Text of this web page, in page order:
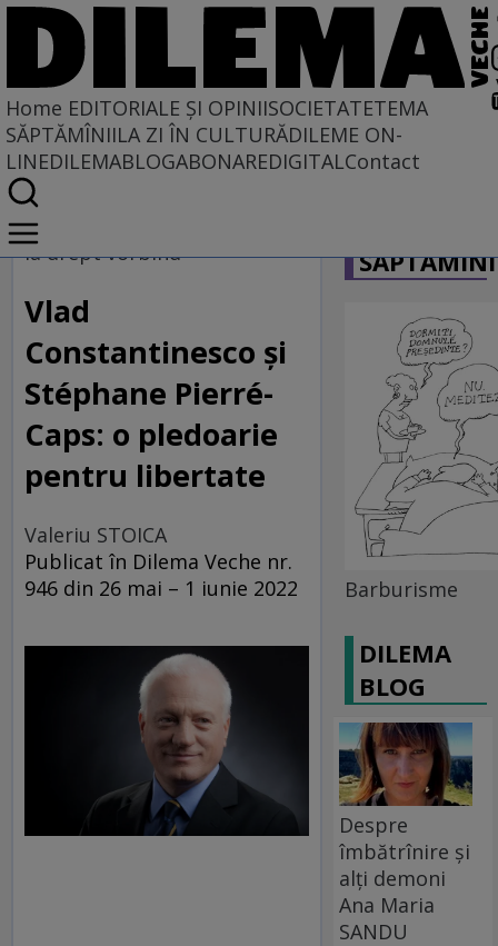
Home EDITORIALE ȘI OPINIISOCIETATETEMA
SĂPTĂMÎNIILA ZI ÎN CULTURĂDILEME ON-
LINEDILEMABLOGABONAREDIGITALContact
Home
EDITORIALE ȘI OPINII
TÎLC SHOW
la drept vorbind
Vlad
Constantinesco și
Stéphane Pierré-
Caps: o pledoarie
pentru libertate
Valeriu STOICA
Publicat în Dilema Veche nr.
946 din 26 mai – 1 iunie 2022
Barburisme
DILEMA
BLOG
Despre
îmbătrînire și
alți demoni
Ana Maria
SANDU